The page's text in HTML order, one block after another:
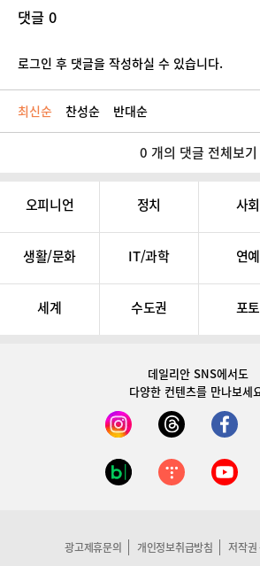
댓글 0
로그인 후 댓글을 작성하실 수 있습니다.
최신순 찬성순 반대순
0 개의 댓글 전체보기
오피니언 정치 사회
생활/문화 IT/과학 연예
세계 수도권 포토
데일리안 SNS에서도
다양한 컨텐츠를 만나보세
광고제휴문의 개인정보취급방침 저작권